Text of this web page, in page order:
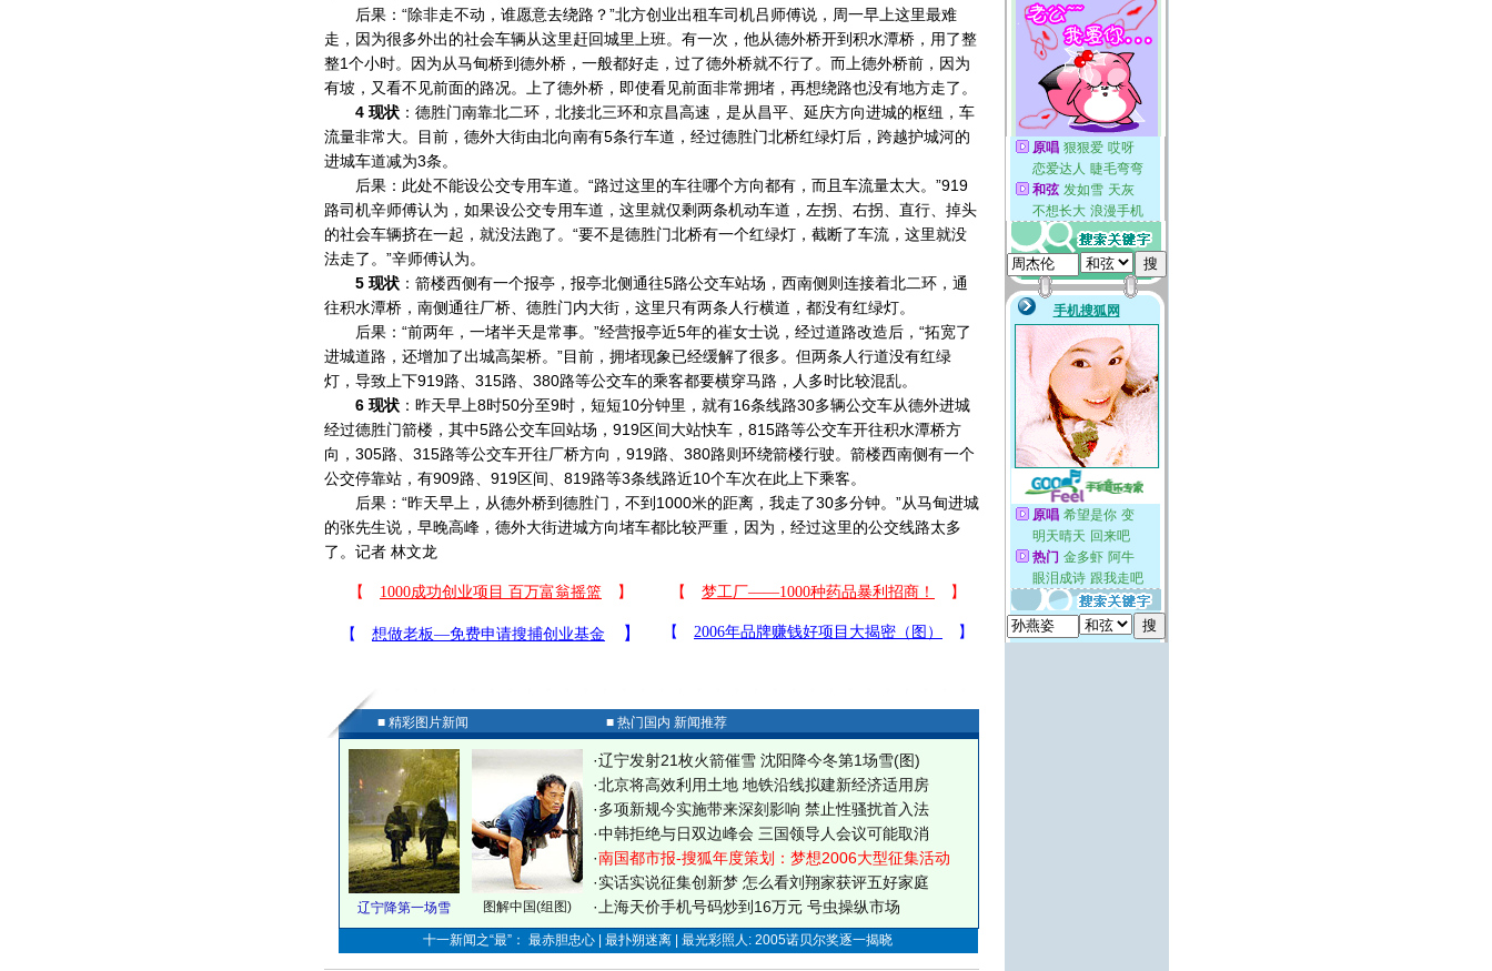
后果：“除非走不动，谁愿意去绕路？”北方创业出租车司机吕师傅说，周一早上这里最难
走，因为很多外出的社会车辆从这里赶回城里上班。有一次，他从德外桥开到积水潭桥，用了整
整1个小时。因为从马甸桥到德外桥，一般都好走，过了德外桥就不行了。而上德外桥前，因为
有坡，又看不见前面的路况。上了德外桥，即使看见前面非常拥堵，再想绕路也没有地方走了。
4 现状：德胜门南靠北二环，北接北三环和京昌高速，是从昌平、延庆方向进城的枢纽，车
流量非常大。目前，德外大街由北向南有5条行车道，经过德胜门北桥红绿灯后，跨越护城河的
进城车道减为3条。
后果：此处不能设公交专用车道。“路过这里的车往哪个方向都有，而且车流量太大。”919
路司机辛师傅认为，如果设公交专用车道，这里就仅剩两条机动车道，左拐、右拐、直行、掉头
的社会车辆挤在一起，就没法跑了。“要不是德胜门北桥有一个红绿灯，截断了车流，这里就没
法走了。”辛师傅认为。
5 现状：箭楼西侧有一个报亭，报亭北侧通往5路公交车站场，西南侧则连接着北二环，通
往积水潭桥，南侧通往厂桥、德胜门内大街，这里只有两条人行横道，都没有红绿灯。
后果：“前两年，一堵半天是常事。”经营报亭近5年的崔女士说，经过道路改造后，“拓宽了
进城道路，还增加了出城高架桥。”目前，拥堵现象已经缓解了很多。但两条人行道没有红绿
灯，导致上下919路、315路、380路等公交车的乘客都要横穿马路，人多时比较混乱。
6 现状：昨天早上8时50分至9时，短短10分钟里，就有16条线路30多辆公交车从德外进城
经过德胜门箭楼，其中5路公交车回站场，919区间大站快车，815路等公交车开往积水潭桥方
向，305路、315路等公交车开往厂桥方向，919路、380路则环绕箭楼行驶。箭楼西南侧有一个
公交停靠站，有909路、919区间、819路等3条线路近10个车次在此上下乘客。
后果：“昨天早上，从德外桥到德胜门，不到1000米的距离，我走了30多分钟。”从马甸进城
的张先生说，早晚高峰，德外大街进城方向堵车都比较严重，因为，经过这里的公交线路太多
了。记者 林文龙
■ 精彩图片新闻 ■ 热门国内 新闻推荐
辽宁降第一场雪 图解中国(组图)
·辽宁发射21枚火箭催雪 沈阳降今冬第1场雪(图)
·北京将高效利用土地 地铁沿线拟建新经济适用房
·多项新规今实施带来深刻影响 禁止性骚扰首入法
·中韩拒绝与日双边峰会 三国领导人会议可能取消
·南国都市报-搜狐年度策划：梦想2006大型征集活动
·实话实说征集创新梦 怎么看刘翔家获评五好家庭
· 上海天价手机号码炒到16万元 号虫操纵市场
十一新闻之“最”： 最赤胆忠心 | 最扑朔迷离 | 最光彩照人: 2005诺贝尔奖逐一揭晓